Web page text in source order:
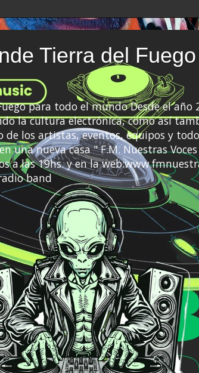
Tierra del
para todo el mundo Desde el año
la cultura electrónica, como así
los artistas, eventos, equipos y
una nueva casa " F.M. Nuestras
a las 19hs. y en la
band